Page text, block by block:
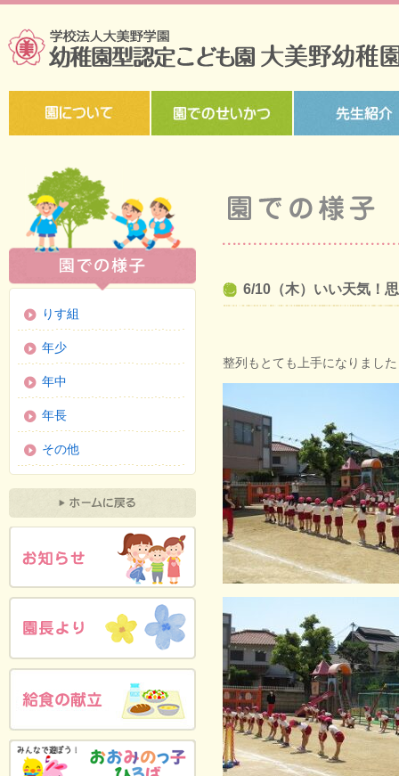
6/10（木）いい天気！
整列もとても上手になりまし
りす組
年少
年中
年長
その他